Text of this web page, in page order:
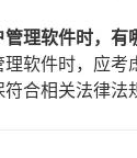
理软件时，有
软件时，应
合相关法律法